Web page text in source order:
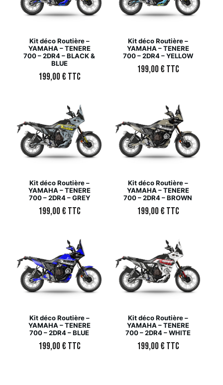
Kit déco Routière –
YAMAHA – TENERE
700 – 2DR4 – BLACK &
BLUE
199,00€ TTC
Kit déco Routière –
YAMAHA – TENERE
700 – 2DR4 – YELLOW
199,00€ TTC
Kit déco Routière –
YAMAHA – TENERE
700 – 2DR4 – GREY
199,00€ TTC
Kit déco Routière –
YAMAHA – TENERE
700 – 2DR4 – BROWN
199,00€ TTC
Kit déco Routière –
YAMAHA – TENERE
700 – 2DR4 – BLUE
199,00€ TTC
Kit déco Routière –
YAMAHA – TENERE
700 – 2DR4 – WHITE
199,00€ TTC